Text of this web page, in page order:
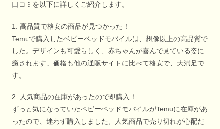
口コミを以下に詳しくご紹介します。
1. 高品質で格安の商品が見つかった！
Temuで購入したベビーベッドモバイルは、想像以上の高品質で
した。デザインも可愛らしく、赤ちゃんが喜んで見ている姿に
癒されます。価格も他の通販サイトに比べて格安で、大満足で
す。
2. 人気商品の在庫があったので即購入！
ずっと気になっていたベビーベッドモバイルがTemuに在庫があ
ったので、迷わず購入しました。人気商品で売り切れが心配だ